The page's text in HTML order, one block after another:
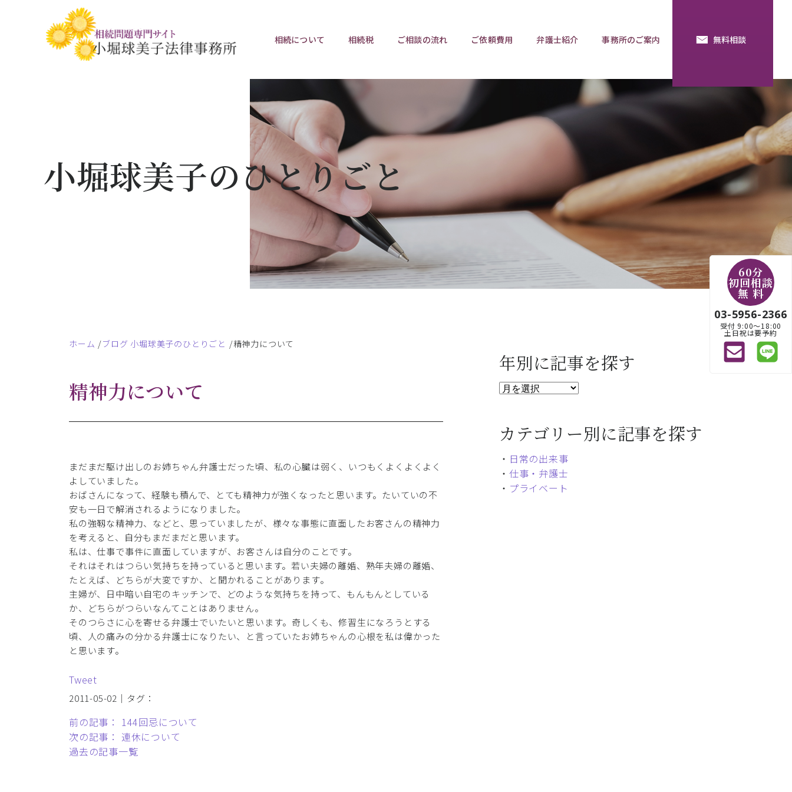
相続について
相続トラブルチェックリスト 預金の使い込み
相談関連書式ダウンロード 任意後見制度 遺産分割調停 相談用語集
相続税 ご相談の流れ ご依頼費用 弁護士紹介 事務所のご案内 無料相談
小堀球美子のひとりごと
ホーム ブログ 小堀球美子のひとりごと 精神力について
精神力について
まだまだ駆け出しのお姉ちゃん弁護士だった頃、私の心臓は弱く、いつもくよくよくよく
よしていました。
おばさんになって、経験も積んで、とても精神力が強くなったと思います。たいていの不
安も一日で解消されるようになりました。
私の強靱な精神力、などと、思っていましたが、様々な事態に直面したお客さんの精神力
を考えると、自分もまだまだと思います。
私は、仕事で事件に直面していますが、お客さんは自分のことです。
それはそれはつらい気持ちを持っていると思います。若い夫婦の離婚、熟年夫婦の離婚、
たとえば、どちらが大変ですか、と聞かれることがあります。
主婦が、日中暗い自宅のキッチンで、どのような気持ちを持って、もんもんとしている
か、どちらがつらいなんてことはありません。
そのつらさに心を寄せる弁護士でいたいと思います。奇しくも、修習生になろうとする
頃、人の痛みの分かる弁護士になりたい、と言っていたお姉ちゃんの心根を私は偉かった
と思います。
Tweet
2011-05-02｜タグ：
前の記事： 144回忌について
次の記事： 連休について
過去の記事一覧
年別に記事を探す
カテゴリー別に記事を探す
・ 日常の出来事
・ 仕事・弁護士
・ プライベート
60分
初回相談
無 料
03-5956-2366
受付 9:00〜18:00
土日祝は要予約